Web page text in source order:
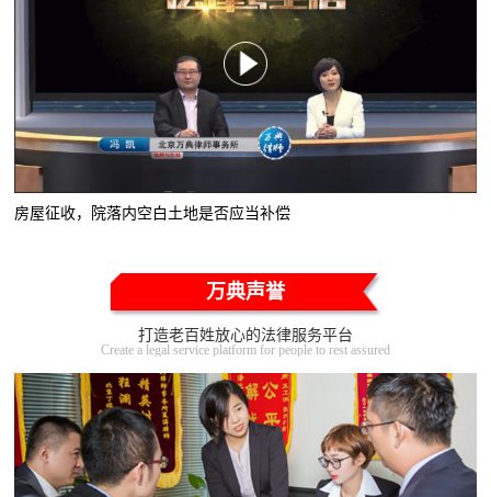
房屋征收，院落内空白土地是否应当补偿
万典声誉
打造老百姓放心的法律服务平台
Create a legal service platform for people to rest assured